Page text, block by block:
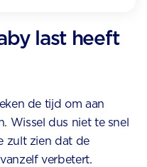
last heeft
de tijd om aan
Wissel dus niet te snel
zult zien dat de
verbetert.